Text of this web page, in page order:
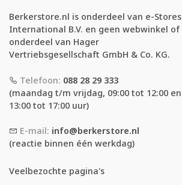
Berkerstore.nl is onderdeel van e-Stores
International B.V. en geen webwinkel of
onderdeel van Hager
Vertriebsgesellschaft GmbH & Co. KG.
Telefoon: 088 28 29 333
(maandag t/m vrijdag, 09:00 tot 12:00 en
13:00 tot 17:00 uur)
E-mail: info@berkerstore.nl
(reactie binnen één werkdag)
Veelbezochte pagina's